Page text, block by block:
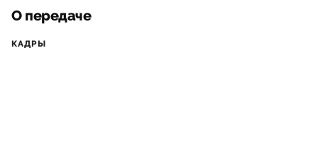
О передаче
КАДРЫ